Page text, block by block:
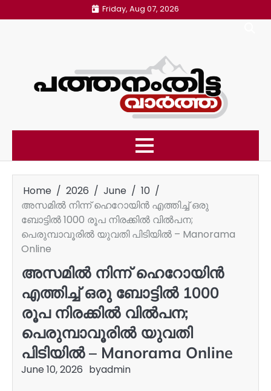
to
Friday, Aug 07, 2026
Home 2026 June
10
അസമിൽ നിന്ന് ഹെറോയിൻ എത്തിച്ച് ഒരു
ബോട്ടിൽ 1000 രൂപ നിരക്കിൽ വിൽപന;
പെരുമ്പാവൂരിൽ യുവതി പിടിയിൽ – Manorama
Online
അസമിൽ നിന്ന് ഹെറോയിൻ
എത്തിച്ച് ഒരു ബോട്ടിൽ 1000
രൂപ നിരക്കിൽ വിൽപന;
പെരുമ്പാവൂരിൽ യുവതി
പിടിയിൽ – Manorama Online
June 10, 2026 byadmin